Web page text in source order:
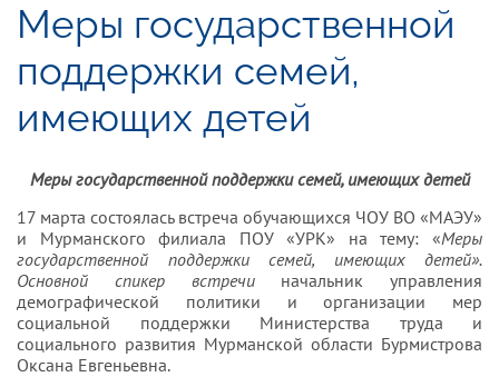
Меры государственной
поддержки семей,
имеющих детей
Меры государственной поддержки семей, имеющих детей
17 марта состоялась встреча обучающихся ЧОУ ВО «МАЭУ»
и Мурманского филиала ПОУ «УРК» на тему: «Меры
государственной поддержки семей, имеющих детей».
Основной спикер встречи начальник управления
демографической политики и организации мер
социальной поддержки Министерства труда и
социального развития Мурманской области Бурмистрова
Оксана Евгеньевна.